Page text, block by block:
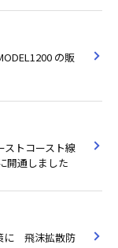
の販
ストコースト線
開通しました
に 飛沫拡散防